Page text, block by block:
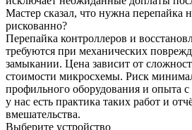
Мастер сказал, что нужна перепайка
рискованно?
Перепайка контроллеров и
требуются при механических
замыкании. Цена зависит от
стоимости микросхемы. Риск
профильного оборудования и опыта
у нас есть практика таких работ и
вмешательства.
Выберите устройство